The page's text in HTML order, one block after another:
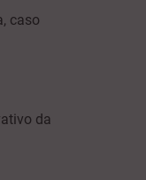
caso
da